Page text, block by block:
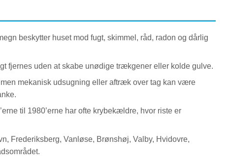
beskytter huset mod fugt, skimmel, råd, radon og dårlig
fjernes uden at skabe unødige trækgener eller kolde gulve.
mekanisk udsugning eller aftræk over tag kan være
til 1980’erne har ofte krybekældre, hvor riste er
Frederiksberg, Vanløse, Brønshøj, Valby, Hvidovre,